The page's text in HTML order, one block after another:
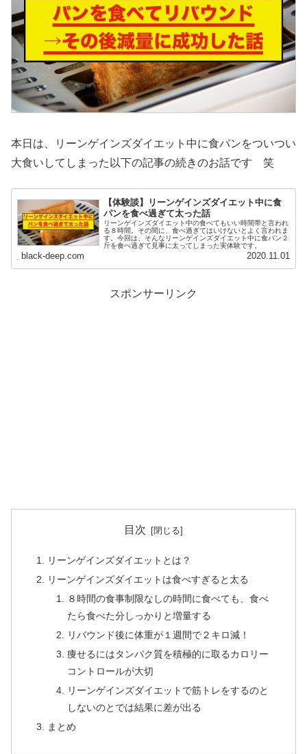
本日は、リーンゲインズダイエット中に食パンをついつい
大食いしてしまった以下の記事の続きのお話です 笑
【体験談】リーンゲインズダイエット中に食
パンを食べ過ぎて太った話
リーンゲインズダイエット中の食べてもいい時間帯と言われ
る８時間。その間に、食べ過ぎてはいけないとよく言われま
す。今回は、そんなリーンゲインズダイエット中に食パン２
斤を食べ過ぎて見事に太ってしまった実体験です。
black-deep.com 2020.11.01
スポンサーリンク
目次
リーンゲインズダイエットとは？
リーンゲインズダイエットは食べすぎると太る
８時間の食事制限なしの時間に食べても、食べ
たら食べた分しっかりと増量する
リバウンド後に体重が１週間で２キロ減！
痩せるにはタンパク質を積極的に取るカロリー
コントロールが大切
リーンゲインズダイエットで筋トレをするのと
しないのとでは結果に差が出る
まとめ